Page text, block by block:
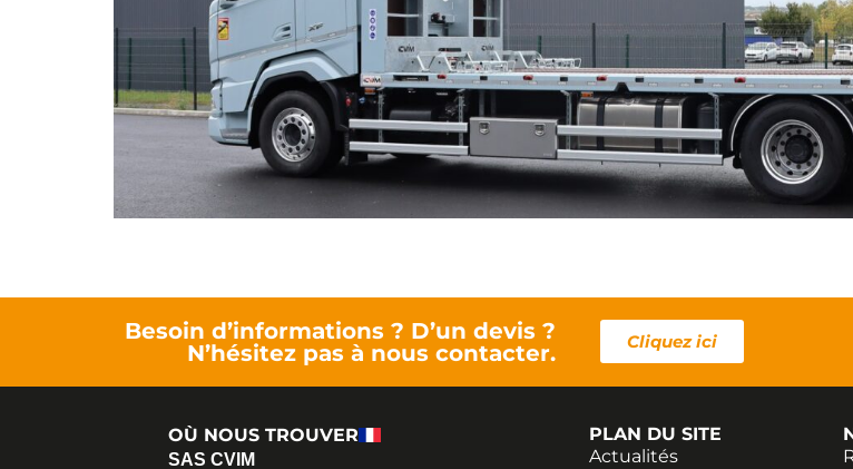
Besoin d’informations ? D’un devis ?
N’hésitez pas à nous contacter.
Cliquez ici
OÙ NOUS TROUVER
SAS CVIM
PLAN DU SITE
Actualités